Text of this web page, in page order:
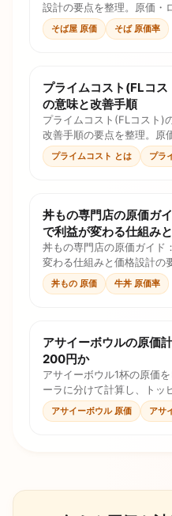
設計の要点を整理。原価・
とチェックリストで確認し
そば屋 原価 そば 原価率
プライムコスト(FLコ
の意味と改善手順
プライムコスト(FLコスト)
改善手順の要点を整理。原
算式とチェックリストで確
プライムコスト とは プラ
丼もの専門店の原価ガ
で利益が変わる仕組み
丼もの専門店の原価ガイド
変わる仕組みと価格設計の
費・手数料を計算式とチェ
に使えます。
丼もの 原価 牛丼 原価率
アサイーボウルの原価
200円か
アサイーボウル1杯の原価
ーラに分けて計算し、トッ
料オプションにした場合の
価表とテイクアウトの税率
アサイーボウル 原価 アサ